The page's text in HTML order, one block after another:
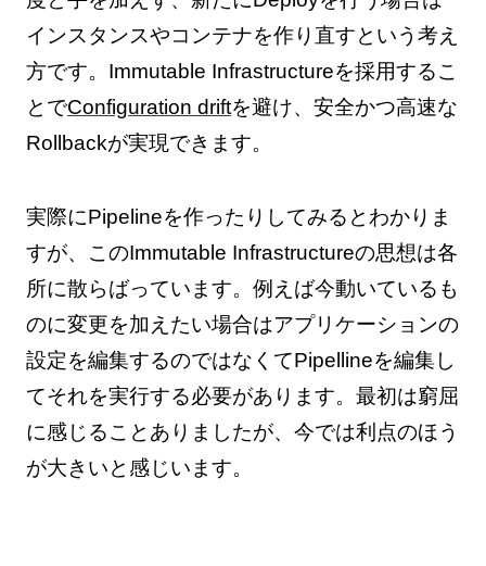
インスタンスやコンテナを作り直すという考え
方です。Immutable Infrastructureを採用するこ
とでConfiguration driftを避け、安全かつ高速な
Rollbackが実現できます。
実際にPipelineを作ったりしてみるとわかりま
すが、このImmutable Infrastructureの思想は各
所に散らばっています。例えば今動いているも
のに変更を加えたい場合はアプリケーションの
設定を編集するのではなくてPipellineを編集し
てそれを実行する必要があります。最初は窮屈
に感じることありましたが、今では利点のほう
が大きいと感じいます。